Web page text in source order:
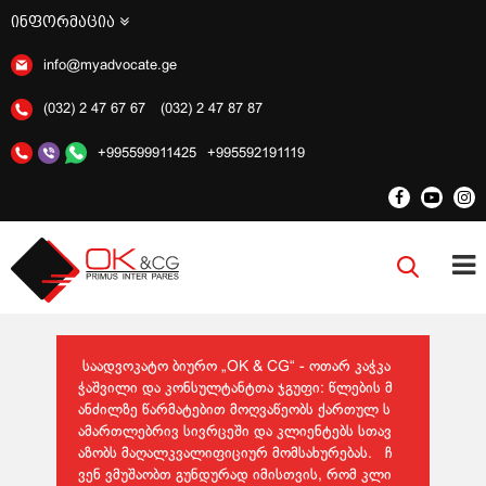
ინფორმაცია
info@myadvocate.ge
(032) 2 47 67 67 (032) 2 47 87 87
+995599911425 +995592191119
საადვოკატო ბიურო „OK & CG“ - ოთარ კაჭკა
ჭაშვილი და კონსულტანტთა ჯგუფი: წლების მ
ანძილზე წარმატებით მოღვაწეობს ქართულ ს
ამართლებრივ სივრცეში და კლიენტებს სთავ
აზობს მაღალკვალიფიციურ მომსახურებას. ჩ
ვენ ვმუშაობთ გუნდურად იმისთვის, რომ კლი